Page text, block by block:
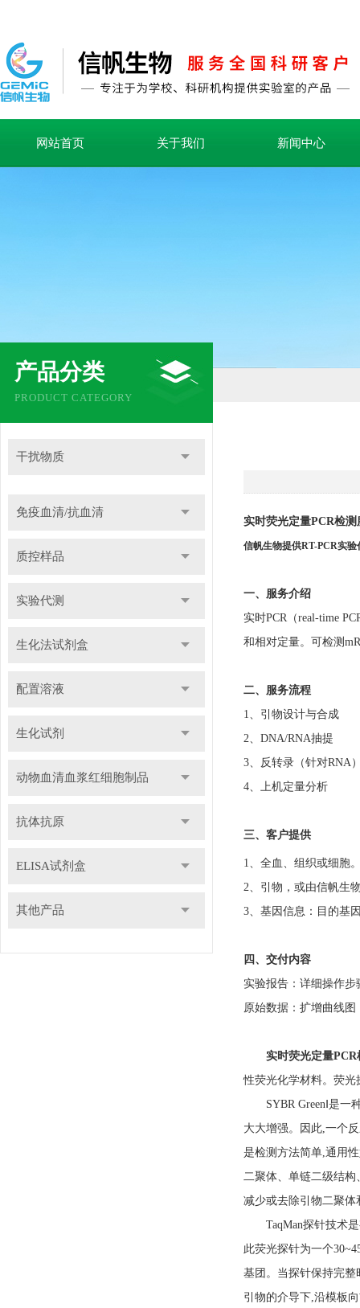
网站首页 关于我们 新闻中心
产品分类
PRODUCT CATEGORY
干扰物质
免疫血清/抗血清
质控样品
实验代测
生化法试剂盒
配置溶液
生化试剂
动物血清血浆红细胞制品
抗体抗原
ELISA试剂盒
其他产品
实时荧光定量PCR检
信帆生物提供RT-PCR实
一、服务介绍
实时PCR（real-time
和相对定量。可检测
二、服务流程
1、引物设计与合成
2、DNA/RNA抽提
3、反转录（针对RNA
4、上机定量分析
三、客户提供
1、全血、组织或细胞
2、引物，或由信帆生
3、基因信息：目的基
四、交付内容
实验报告：详细操作步
原始数据：扩增曲线图
实时荧光定量PCR
性荧光化学材料。荧光
SYBR GreenⅠ是一种
大大增强。因此,一个
是检测方法简单,通用
二聚体、单链二级结
减少或去除引物二聚
TaqMan探针技术是
此荧光探针为一个
基团。当探针保持完整
引物的介导下,沿模板